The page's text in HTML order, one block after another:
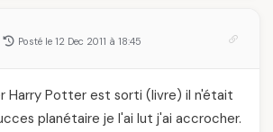
Posté le 12 Dec 2011 à 18:45
Harry Potter est sorti (livre) il n'était
planétaire je l'ai lut j'ai accrocher.